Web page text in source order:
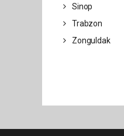
Sinop
Trabzon
Zonguldak